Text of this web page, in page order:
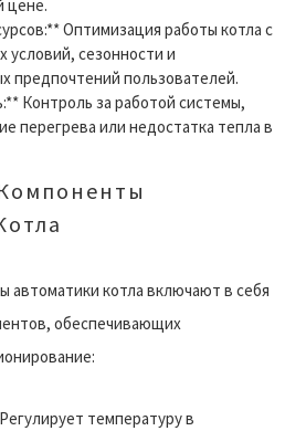
цене.
Оптимизация работы котла с
условий, сезонности и
предпочтений пользователей.
Контроль за работой системы,
перегрева или недостатка тепла в
автоматики котла включают в себя
обеспечивающих
температуру в